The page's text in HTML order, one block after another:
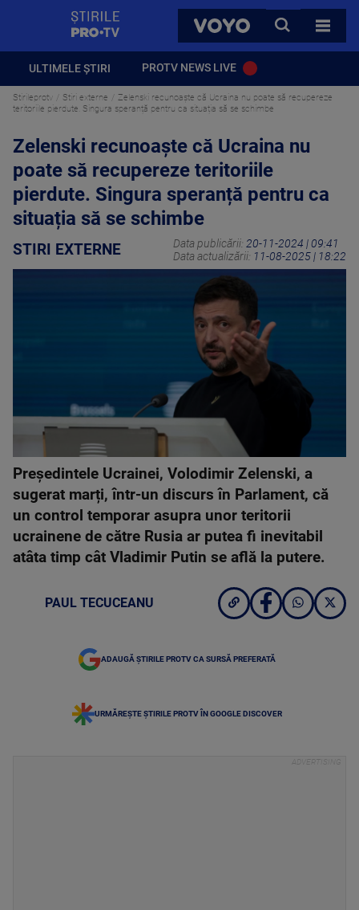
VOYO
CAUTA
TOATE
ULTIMELE ȘTIRI PROTV NEWS LIVE
Stirileprotv Stiri externe
Zelenski recunoaște că Ucraina nu poate să recupereze
teritoriile pierdute. Singura speranță pentru ca situația să se schimbe
Zelenski recunoaște că Ucraina nu
poate să recupereze teritoriile
pierdute. Singura speranță pentru ca
situația să se schimbe
STIRI EXTERNE Data publicării: 20-11-2024 | 09:41
Data actualizării: 11-08-2025 | 18:22
Președintele Ucrainei, Volodimir Zelenski, a
sugerat marți, într-un discurs în Parlament, că
un control temporar asupra unor teritorii
ucrainene de către Rusia ar putea fi inevitabil
atâta timp cât Vladimir Putin se află la putere.
PAUL TECUCEANU
ADAUGĂ ȘTIRILE PROTV CA SURSĂ PREFERATĂ
URMĂREȘTE ȘTIRILE PROTV ÎN GOOGLE DISCOVER